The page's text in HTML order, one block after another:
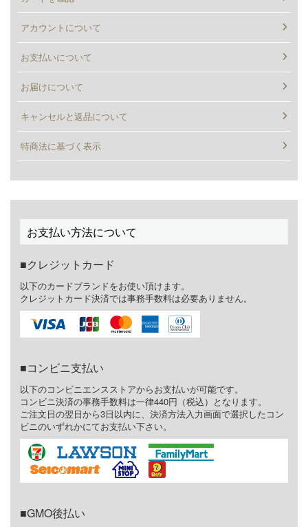
アカウントについて
お支払いについて
お届けについて
キャンセルと返品について
特商法に基づく表示
お支払い方法について
クレジットカード
以下のカードブランドをお使い頂けます。
クレジットカード決済では事務手数料は必要ありません。
コンビニ支払い
以下のコンビニエンスストアからお支払いが可能です。
コンビニ決済の事務手数料は一律440円（税込）となります。
ご注文日の翌日から3日以内に、決済方法入力画面で選択したコン
ビニのいずれかにてお支払い下さい。
GMO後払い